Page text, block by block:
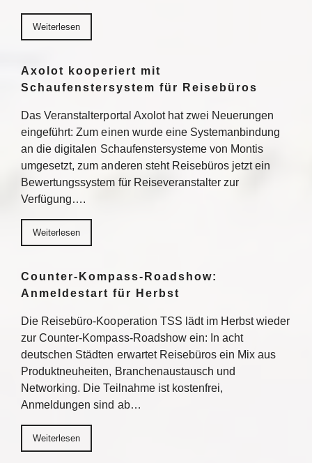
Weiterlesen
Axolot kooperiert mit
Schaufenstersystem für Reisebüros
Das Veranstalterportal Axolot hat zwei Neuerungen
eingeführt: Zum einen wurde eine Systemanbindung
an die digitalen Schaufenstersysteme von Montis
umgesetzt, zum anderen steht Reisebüros jetzt ein
Bewertungssystem für Reiseveranstalter zur
Verfügung….
Weiterlesen
Counter-Kompass-Roadshow:
Anmeldestart für Herbst
Die Reisebüro-Kooperation TSS lädt im Herbst wieder
zur Counter-Kompass-Roadshow ein: In acht
deutschen Städten erwartet Reisebüros ein Mix aus
Produktneuheiten, Branchenaustausch und
Networking. Die Teilnahme ist kostenfrei,
Anmeldungen sind ab…
Weiterlesen